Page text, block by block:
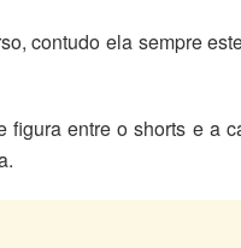
contudo ela sempre
entre o shorts e a